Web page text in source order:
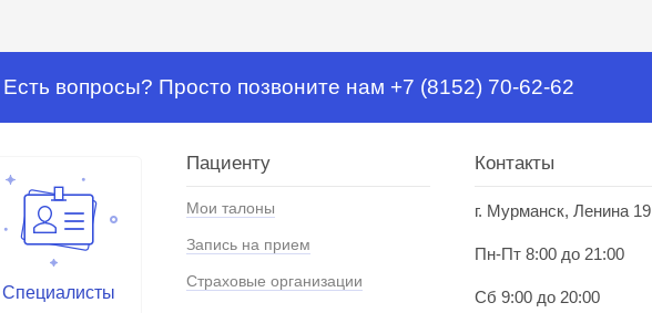
Есть вопросы? Просто позвоните нам +7 (8152) 70-62-62
Специалисты
Пациенту
Мои талоны
Запись на прием
Страховые организации
Контакты
г. Мурманск, Ленина 19
Пн-Пт 8:00 до 21:00
Сб 9:00 до 20:00